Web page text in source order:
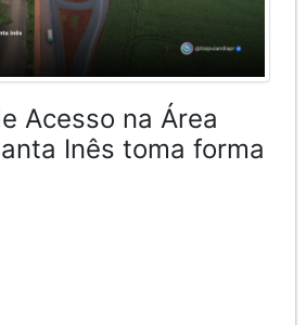
Acesso na Área
Inês toma forma